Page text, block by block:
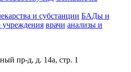
и субстанции БАДы и
врачи анализы и
пр-д, д. 14а, стр. 1